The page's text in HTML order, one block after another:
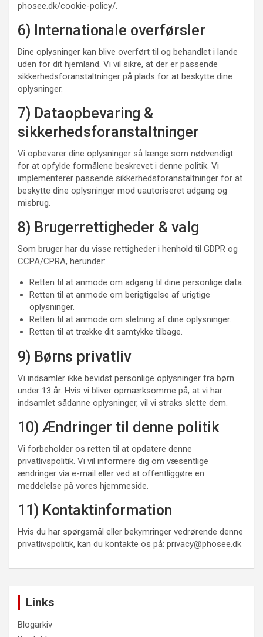
phosee.dk/cookie-policy/.
6) Internationale overførsler
Dine oplysninger kan blive overført til og behandlet i lande
uden for dit hjemland. Vi vil sikre, at der er passende
sikkerhedsforanstaltninger på plads for at beskytte dine
oplysninger.
7) Dataopbevaring &
sikkerhedsforanstaltninger
Vi opbevarer dine oplysninger så længe som nødvendigt
for at opfylde formålene beskrevet i denne politik. Vi
implementerer passende sikkerhedsforanstaltninger for at
beskytte dine oplysninger mod uautoriseret adgang og
misbrug.
8) Brugerrettigheder & valg
Som bruger har du visse rettigheder i henhold til GDPR og
CCPA/CPRA, herunder:
Retten til at anmode om adgang til dine personlige data.
Retten til at anmode om berigtigelse af urigtige
oplysninger.
Retten til at anmode om sletning af dine oplysninger.
Retten til at trække dit samtykke tilbage.
9) Børns privatliv
Vi indsamler ikke bevidst personlige oplysninger fra børn
under 13 år. Hvis vi bliver opmærksomme på, at vi har
indsamlet sådanne oplysninger, vil vi straks slette dem.
10) Ændringer til denne politik
Vi forbeholder os retten til at opdatere denne
privatlivspolitik. Vi vil informere dig om væsentlige
ændringer via e-mail eller ved at offentliggøre en
meddelelse på vores hjemmeside.
11) Kontaktinformation
Hvis du har spørgsmål eller bekymringer vedrørende denne
privatlivspolitik, kan du kontakte os på: privacy@phosee.dk
Links
Blogarkiv